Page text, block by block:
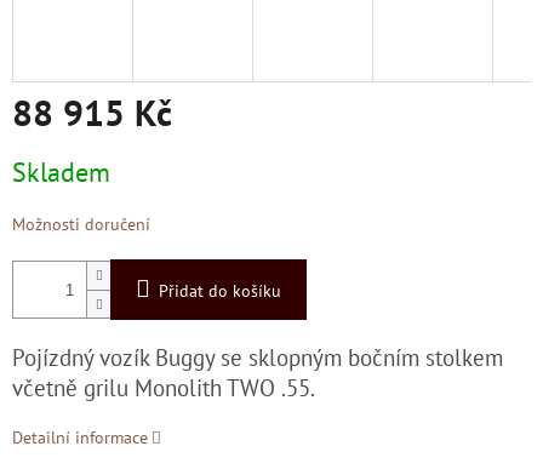
88 915 Kč
cena:
Skladem
Možnosti doručení
Přidat do košíku
Pojízdný vozík Buggy se sklopným bočním stolkem
včetně grilu Monolith TWO .55.
Detailní informace